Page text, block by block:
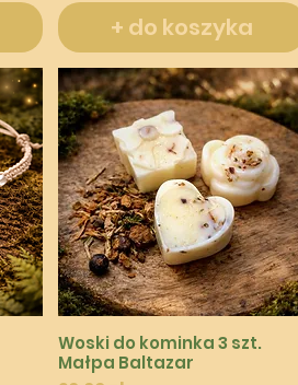
+ do koszyka
Podgląd
Woski do kominka 3 szt.
Małpa Baltazar